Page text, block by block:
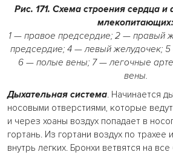
Рис. 171. Схема строения сердца и
млекопитающих:
1 — правое предсердие; 2 — правый
предсердие; 4 — левый желудочек;
6 — полые вены; 7 — легочные
вены.
Дыхательная система. Начинается
носовыми отверстиями, которые
и через хоаны воздух попадает в
гортань. Из гортани воздух по трахее
внутрь легких. Бронхи ветвятся на